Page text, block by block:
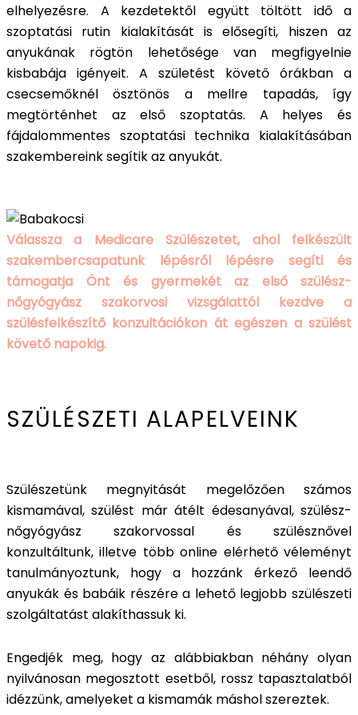
elhelyezésre. A kezdetektől együtt töltött idő a
szoptatási rutin kialakítását is elősegíti, hiszen az
anyukának rögtön lehetősége van megfigyelnie
kisbabája igényeit. A születést követő órákban a
csecsemőknél ösztönös a mellre tapadás, így
megtörténhet az első szoptatás. A helyes és
fájdalommentes szoptatási technika kialakításában
szakembereink segítik az anyukát.
Válassza a Medicare Szülészetet, ahol felkészült
szakembercsapatunk lépésről lépésre segíti és
támogatja Önt és gyermekét az első szülész-
nőgyógyász szakorvosi vizsgálattól kezdve a
szülésfelkészítő konzultációkon át egészen a szülést
követő napokig.
SZÜLÉSZETI ALAPELVEINK
Szülészetünk megnyitását megelőzően számos
kismamával, szülést már átélt édesanyával, szülész-
nőgyógyász szakorvossal és szülésznővel
konzultáltunk, illetve több online elérhető véleményt
tanulmányoztunk, hogy a hozzánk érkező leendő
anyukák és babáik részére a lehető legjobb szülészeti
szolgáltatást alakíthassuk ki.
Engedjék meg, hogy az alábbiakban néhány olyan
nyilvánosan megosztott esetből, rossz tapasztalatból
idézzünk, amelyeket a kismamák máshol szereztek.